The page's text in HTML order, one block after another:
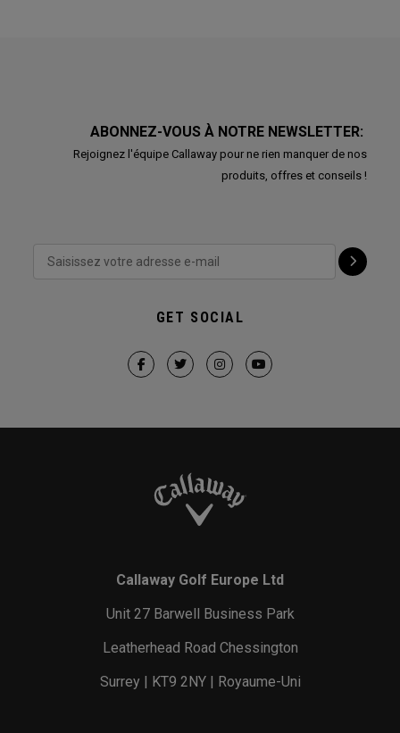
ABONNEZ-VOUS À NOTRE NEWSLETTER:
Rejoignez l'équipe Callaway pour ne rien manquer de nos
produits, offres et conseils !
GET SOCIAL
Callaway Golf Europe Ltd
Unit 27 Barwell Business Park
Leatherhead Road Chessington
Surrey | KT9 2NY | Royaume-Uni